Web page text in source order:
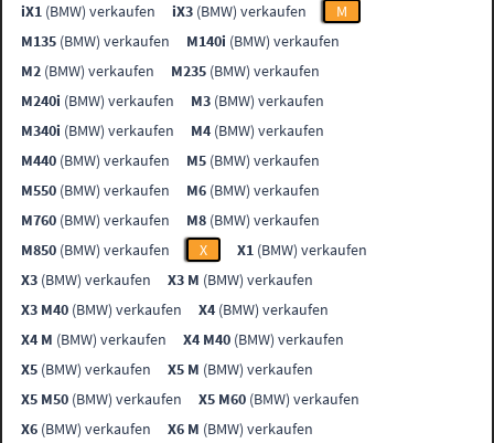
iX1 (BMW) verkaufen iX3 (BMW) verkaufen
M
M135 (BMW) verkaufen M140i (BMW) verkaufen
M2 (BMW) verkaufen M235 (BMW) verkaufen
M240i (BMW) verkaufen M3 (BMW) verkaufen
M340i (BMW) verkaufen M4 (BMW) verkaufen
M440 (BMW) verkaufen M5 (BMW) verkaufen
M550 (BMW) verkaufen M6 (BMW) verkaufen
M760 (BMW) verkaufen M8 (BMW) verkaufen
M850 (BMW) verkaufen X X1 (BMW) verkaufen
X3 (BMW) verkaufen X3 M (BMW) verkaufen
X3 M40 (BMW) verkaufen X4 (BMW) verkaufen
X4 M (BMW) verkaufen X4 M40 (BMW) verkaufen
X5 (BMW) verkaufen X5 M (BMW) verkaufen
X5 M50 (BMW) verkaufen X5 M60 (BMW) verkaufen
X6 (BMW) verkaufen X6 M (BMW) verkaufen